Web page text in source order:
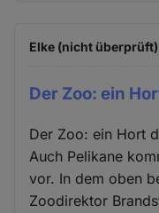
Elke (nicht überprüft)
Der Zoo: ein
Der Zoo: ein Hort
Auch Pelikane
vor. In dem oben
Zoodirektor